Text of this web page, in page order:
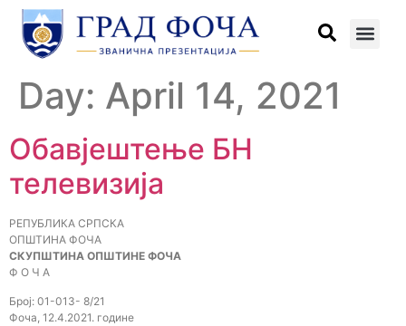
Day: April 14, 2021
Обавјештење БН
телевизија
РЕПУБЛИКА СРПСКА
ОПШТИНА ФОЧА
СКУПШТИНА ОПШТИНЕ ФОЧА
Ф О Ч А
Број: 01-013- 8/21
Фоча, 12.4.2021. године